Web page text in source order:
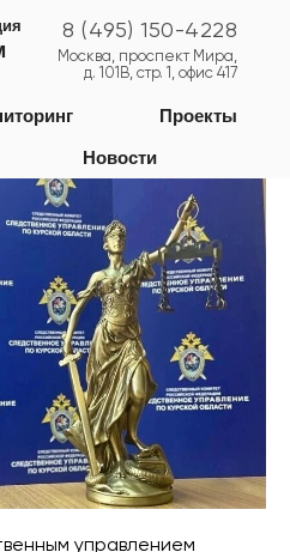
8 (495) 150-4228
Новости
Проекты
Москва, проспект Мира,
д. 101В, стр. 1, офис 417
управлением